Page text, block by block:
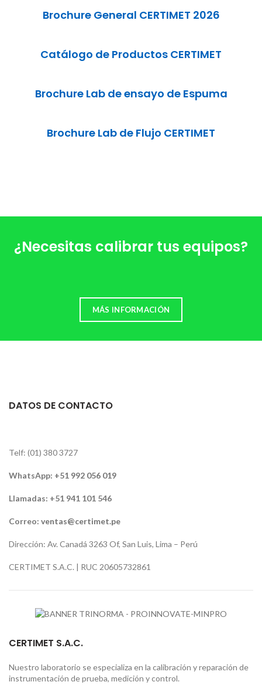
Brochure General CERTIMET 2026
Catálogo de Productos CERTIMET
Brochure Lab de ensayo de Espuma
Brochure Lab de Flujo CERTIMET
¿Necesitas calibrar tus equipos?
MÁS INFORMACIÓN
DATOS DE CONTACTO
Telf: (01) 380 3727
WhatsApp: +51 992 056 019
Llamadas: +51 941 101 546
Correo: ventas@certimet.pe
Dirección: Av. Canadá 3263 Of, San Luis, Lima – Perú
CERTIMET S.A.C. | RUC 20605732861
CERTIMET S.A.C.
Nuestro laboratorio se especializa en la calibración y reparación de
instrumentación de prueba, medición y control.